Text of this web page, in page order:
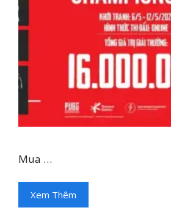
Mua …
Xem Thêm